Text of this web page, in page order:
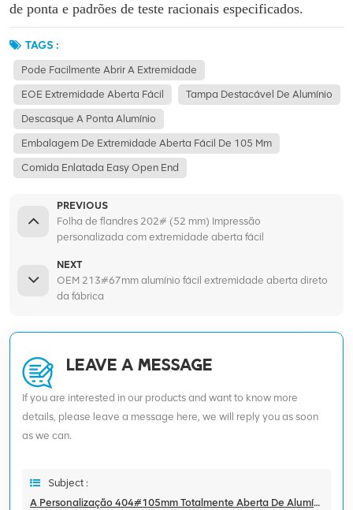
de ponta e padrões de teste racionais especificados.
TAGS :
Pode Facilmente Abrir A Extremidade
EOE Extremidade Aberta Fácil Tampa Destacável De Alumínio
Descasque A Ponta Alumínio
Embalagem De Extremidade Aberta Fácil De 105 Mm
Comida Enlatada Easy Open End
PREVIOUS
Folha de flandres 202# (52 mm) Impressão
personalizada com extremidade aberta fácil
NEXT
OEM 213#67mm alumínio fácil extremidade aberta direto
da fábrica
LEAVE A MESSAGE
If you are interested in our products and want to know more
details, please leave a message here, we will reply you as soon
as we can.
Subject :
A Personalização 404#105mm Totalmente Aberta De Alumínio Descasca Fora Da Extremidade